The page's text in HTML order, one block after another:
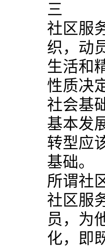
三
社区服
织，动
生活和
性质决
社会基
基本发
转型应
基础。
所谓社
社区服
员，为
化，即